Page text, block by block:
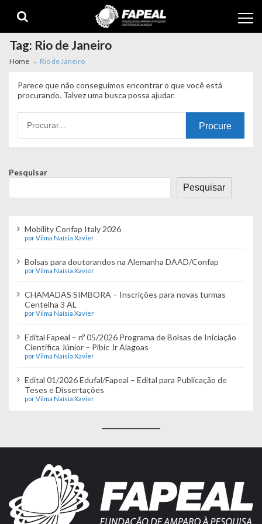
navigation
content
Tag: Rio de Janeiro
Home Rio de Janeiro
Parece que não conseguimos encontrar o que você está
procurando. Talvez uma busca possa ajudar.
por:
Pesquisar
Pesquisar
Mobility Confap Italy 2026
por Vilma Naísia Xavier
Bolsas para doutorandos na Alemanha DAAD/Confap
por Vilma Naísia Xavier
CHAMADAS SIMBORA – Inscrições para novas turmas
Centelha 3 AL
por Vilma Naísia Xavier
Edital Fapeal – nº 05/2026 Programa de Bolsas de Iniciação
Científica Júnior – Pibic Jr Alagoas
por Vilma Naísia Xavier
Edital 01/2026 Edufal/Fapeal – Edital para Publicação de
Teses e Dissertações
por Vilma Naísia Xavier